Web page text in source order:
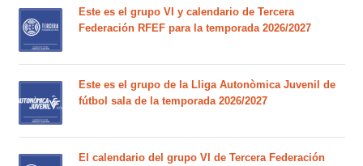
Este es el grupo VI y calendario de Tercera
Federación RFEF para la temporada 2026/2027
Este es el grupo de la Lliga Autonòmica Juvenil de
fútbol sala de la temporada 2026/2027
El calendario del grupo VI de Tercera Federación